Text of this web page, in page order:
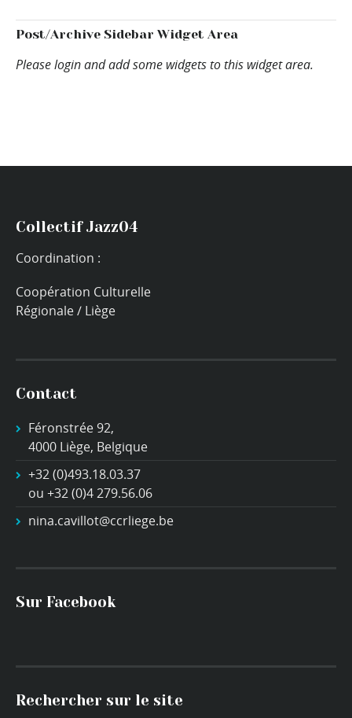
Post/Archive Sidebar Widget Area
Please login and add some widgets to this widget area.
Collectif Jazz04
Coordination :
Coopération Culturelle
Régionale / Liège
Contact
Féronstrée 92,
4000 Liège, Belgique
+32 (0)493.18.03.37
ou +32 (0)4 279.56.06
nina.cavillot@ccrliege.be
Sur Facebook
Rechercher sur le site